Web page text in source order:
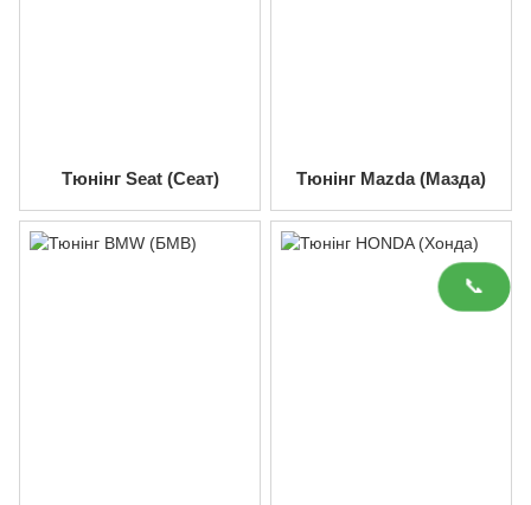
📞
Тюнінг Seat (Сеат) Тюнінг Mazda (Мазда)